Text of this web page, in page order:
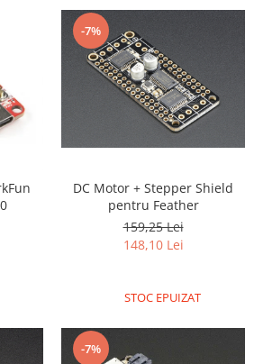
-7%
DC Motor + Stepper Shield
pentru Feather
159,25 Lei
148,10 Lei
STOC EPUIZAT
-7%